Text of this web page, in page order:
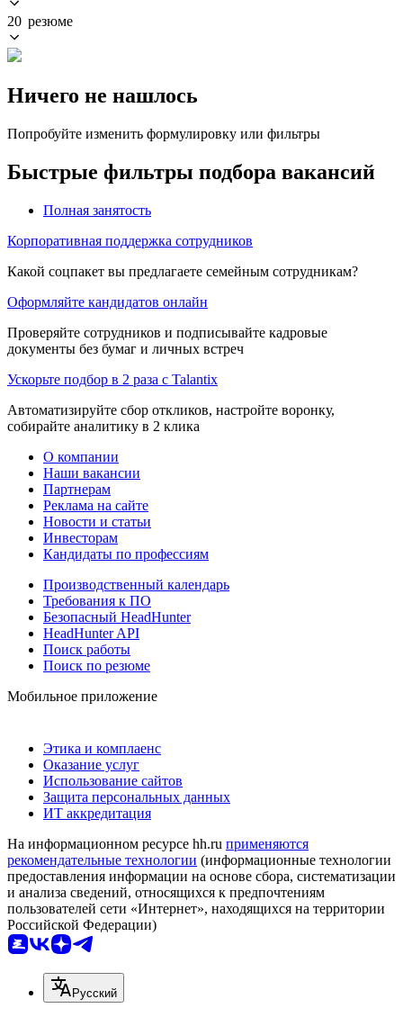
20 резюме
Ничего не нашлось
Попробуйте изменить формулировку или фильтры
Быстрые фильтры подбора вакансий
Полная занятость
Корпоративная поддержка сотрудников
Какой соцпакет вы предлагаете семейным сотрудникам?
Оформляйте кандидатов онлайн
Проверяйте сотрудников и подписывайте кадровые
документы без бумаг и личных встреч
Ускорьте подбор в 2 раза с Talantix
Автоматизируйте сбор откликов, настройте воронку,
собирайте аналитику в 2 клика
О компании
Наши вакансии
Партнерам
Реклама на сайте
Новости и статьи
Инвесторам
Кандидаты по профессиям
Производственный календарь
Требования к ПО
Безопасный HeadHunter
HeadHunter API
Поиск работы
Поиск по резюме
Мобильное приложение
Этика и комплаенс
Оказание услуг
Использование сайтов
Защита персональных данных
ИТ аккредитация
На информационном ресурсе hh.ru применяются
рекомендательные технологии (информационные технологии
предоставления информации на основе сбора, систематизации
и анализа сведений, относящихся к предпочтениям
пользователей сети «Интернет», находящихся на территории
Российской Федерации)
Русский